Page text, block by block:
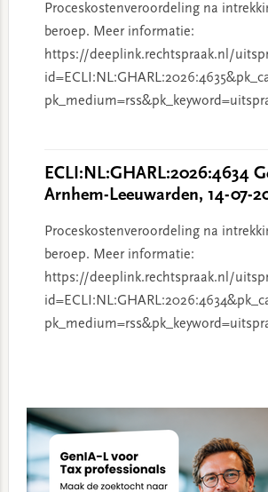
Proceskostenveroordeling na
beroep. Meer informatie:
https://deeplink.rechtspraak.nl/
ECLI:NL:GHARL:2026:4634
Arnhem-Leeuwarden, 14-07-
Proceskostenveroordeling na
beroep. Meer informatie:
https://deeplink.rechtspraak.nl/
Sidebar